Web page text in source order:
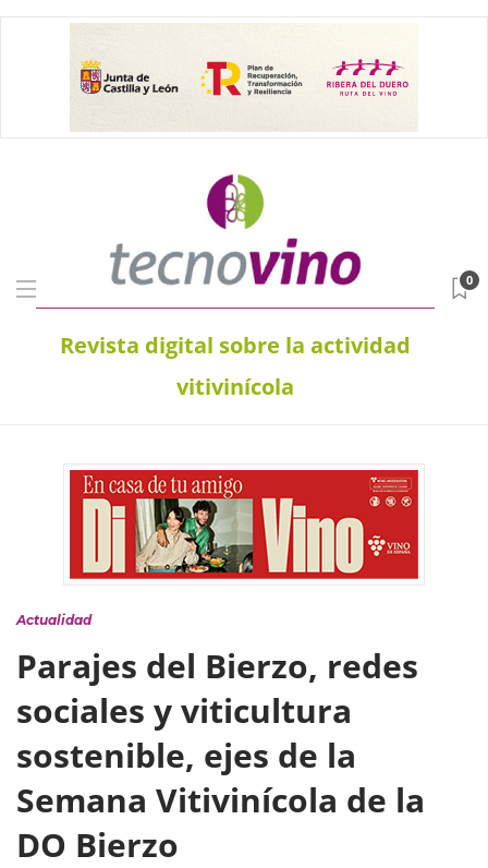
Revista digital sobre la actividad
vitivinícola
0
Actualidad
Parajes del Bierzo, redes
sociales y viticultura
sostenible, ejes de la
Semana Vitivinícola de la
DO Bierzo